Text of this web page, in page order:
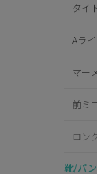
タイ
Aラ
マー
前ミ
ロン
靴/パ